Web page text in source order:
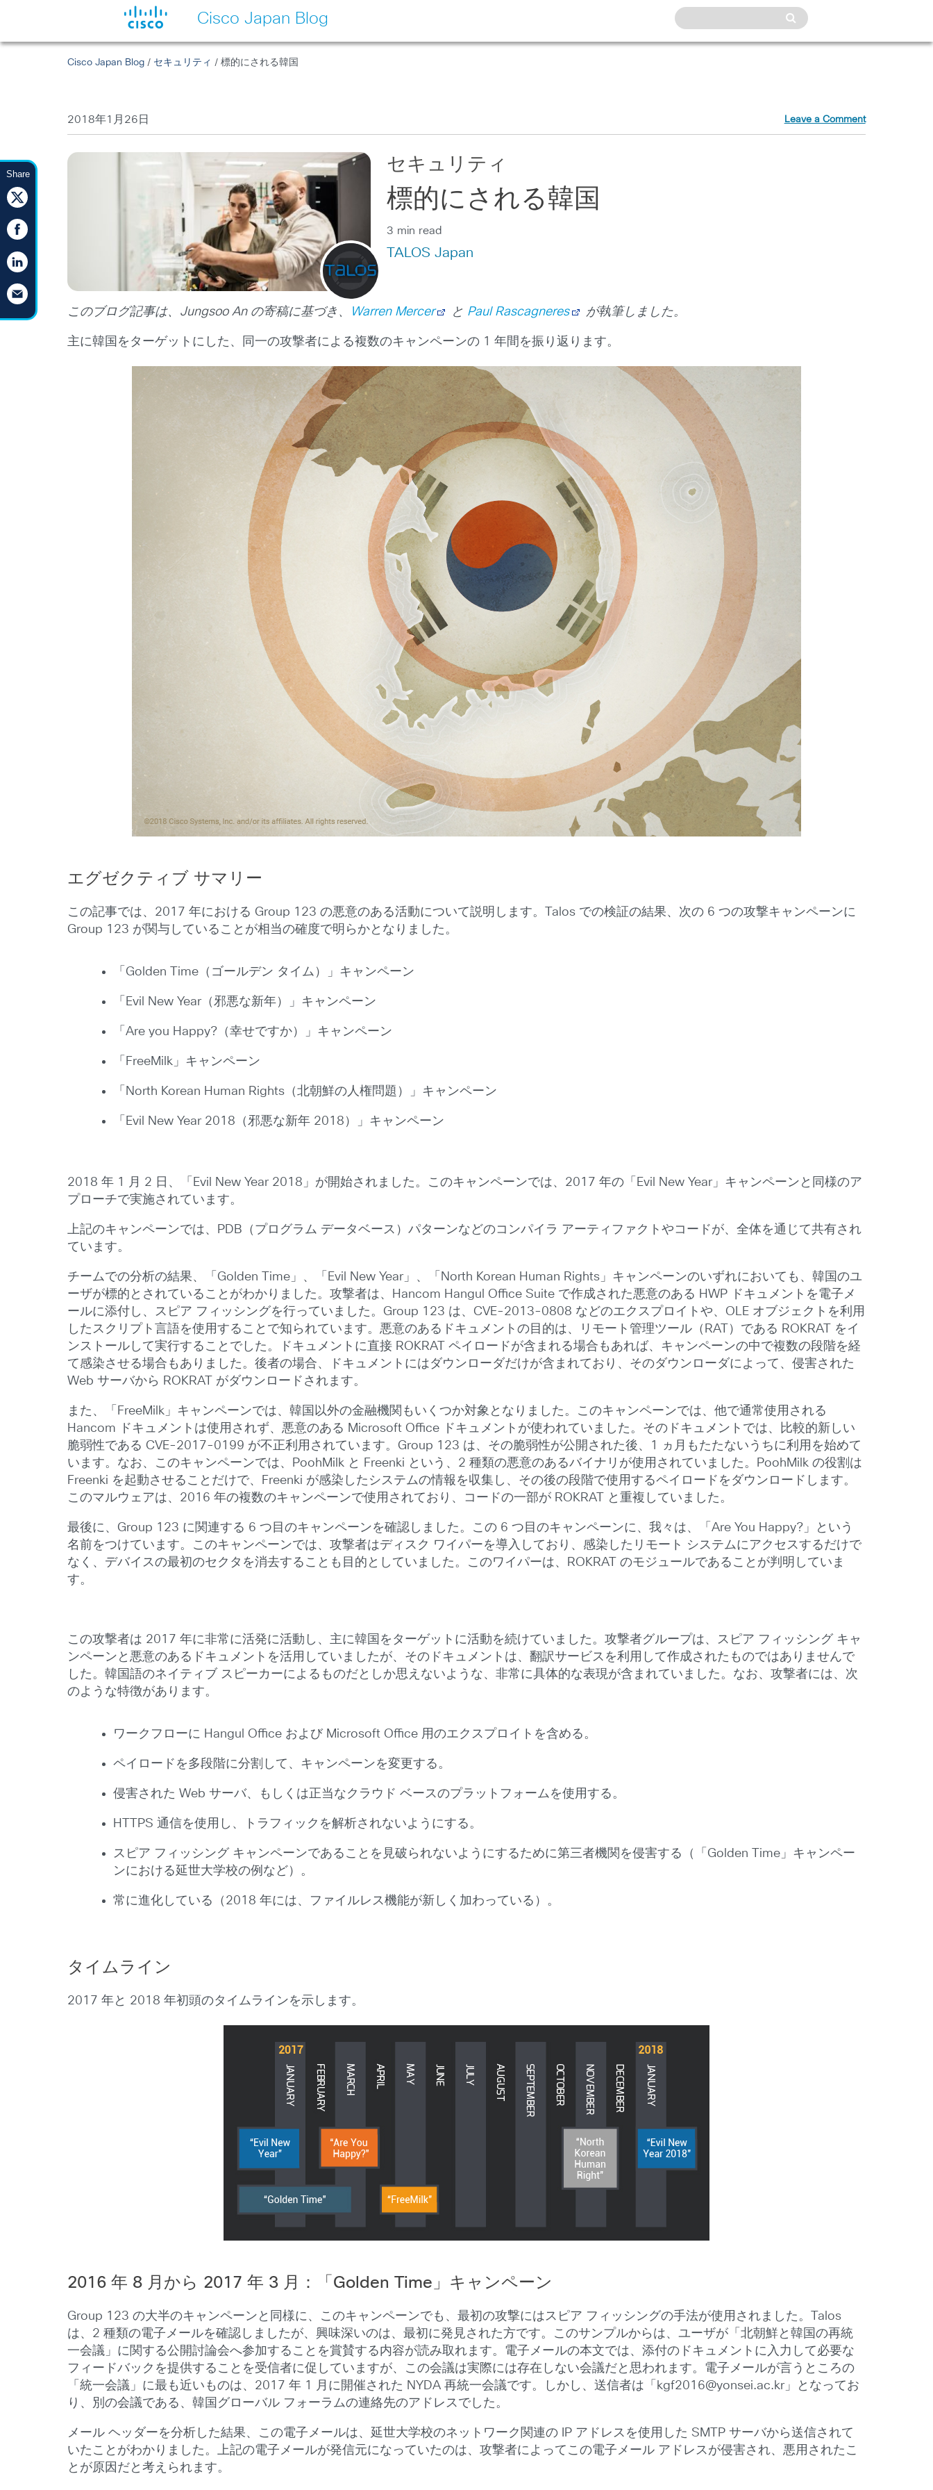
Cisco Japan Blog
Share
Cisco Japan Blog / セキュリティ / 標的にされる韓国
2018年1月26日 Leave a Comment
セキュリティ
標的にされる韓国
3 min read
TALOS Japan
このブログ記事は、 Jungsoo An の寄稿に基づき、 Warren Mercer と Paul Rascagneres が執筆しました。
主に韓国をターゲットにした、同一の攻撃者による複数のキャンペーンの 1 年間を振り返ります。
エグゼクティブ サマリー
この記事では、2017 年における Group 123 の悪意のある活動について説明します。Talos での検証の結果、次の 6 つの攻撃キャンペーンに
Group 123 が関与していることが相当の確度で明らかとなりました。
「Golden Time（ゴールデン タイム）」キャンペーン
「Evil New Year（邪悪な新年）」キャンペーン
「Are you Happy?（幸せですか）」キャンペーン
「FreeMilk」キャンペーン
「North Korean Human Rights（北朝鮮の人権問題）」キャンペーン
「Evil New Year 2018（邪悪な新年 2018）」キャンペーン
2018 年 1 月 2 日、「Evil New Year 2018」が開始されました。このキャンペーンでは、2017 年の「Evil New Year」キャンペーンと同様のア
プローチで実施されています。
上記のキャンペーンでは、PDB（プログラム データベース）パターンなどのコンパイラ アーティファクトやコードが、全体を通じて共有され
ています。
チームでの分析の結果、「Golden Time」、「Evil New Year」、「North Korean Human Rights」キャンペーンのいずれにおいても、韓国のユ
ーザが標的とされていることがわかりました。攻撃者は、Hancom Hangul Office Suite で作成された悪意のある HWP ドキュメントを電子メ
ールに添付し、スピア フィッシングを行っていました。Group 123 は、CVE-2013-0808 などのエクスプロイトや、OLE オブジェクトを利用
したスクリプト言語を使用することで知られています。悪意のあるドキュメントの目的は、リモート管理ツール（RAT）である ROKRAT をイ
ンストールして実行することでした。ドキュメントに直接 ROKRAT ペイロードが含まれる場合もあれば、キャンペーンの中で複数の段階を経
て感染させる場合もありました。後者の場合、ドキュメントにはダウンローダだけが含まれており、そのダウンローダによって、侵害された
Web サーバから ROKRAT がダウンロードされます。
また、「FreeMilk」キャンペーンでは、韓国以外の金融機関もいくつか対象となりました。このキャンペーンでは、他で通常使用される
Hancom ドキュメントは使用されず、悪意のある Microsoft Office ドキュメントが使われていました。そのドキュメントでは、比較的新しい
脆弱性である CVE-2017-0199 が不正利用されています。Group 123 は、その脆弱性が公開された後、1 ヵ月もたたないうちに利用を始めて
います。なお、このキャンペーンでは、PoohMilk と Freenki という、2 種類の悪意のあるバイナリが使用されていました。PoohMilk の役割は
Freenki を起動させることだけで、Freenki が感染したシステムの情報を収集し、その後の段階で使用するペイロードをダウンロードします。
このマルウェアは、2016 年の複数のキャンペーンで使用されており、コードの一部が ROKRAT と重複していました。
最後に、Group 123 に関連する 6 つ目のキャンペーンを確認しました。この 6 つ目のキャンペーンに、我々は、「Are You Happy?」という
名前をつけています。このキャンペーンでは、攻撃者はディスク ワイパーを導入しており、感染したリモート システムにアクセスするだけで
なく、デバイスの最初のセクタを消去することも目的としていました。このワイパーは、ROKRAT のモジュールであることが判明していま
す。
この攻撃者は 2017 年に非常に活発に活動し、主に韓国をターゲットに活動を続けていました。攻撃者グループは、スピア フィッシング キャ
ンペーンと悪意のあるドキュメントを活用していましたが、そのドキュメントは、翻訳サービスを利用して作成されたものではありませんで
した。韓国語のネイティブ スピーカーによるものだとしか思えないような、非常に具体的な表現が含まれていました。なお、攻撃者には、次
のような特徴があります。
ワークフローに Hangul Office および Microsoft Office 用のエクスプロイトを含める。
ペイロードを多段階に分割して、キャンペーンを変更する。
侵害された Web サーバ、もしくは正当なクラウド ベースのプラットフォームを使用する。
HTTPS 通信を使用し、トラフィックを解析されないようにする。
スピア フィッシング キャンペーンであることを見破られないようにするために第三者機関を侵害する（「Golden Time」キャンペー
ンにおける延世大学校の例など）。
常に進化している（2018 年には、ファイルレス機能が新しく加わっている）。
タイムライン
2017 年と 2018 年初頭のタイムラインを示します。
2016 年 8 月から 2017 年 3 月：「Golden Time」キャンペーン
Group 123 の大半のキャンペーンと同様に、このキャンペーンでも、最初の攻撃にはスピア フィッシングの手法が使用されました。Talos
は、2 種類の電子メールを確認しましたが、興味深いのは、最初に発見された方です。このサンプルからは、ユーザが「北朝鮮と韓国の再統
一会議」に関する公開討論会へ参加することを賞賛する内容が読み取れます。電子メールの本文では、添付のドキュメントに入力して必要な
フィードバックを提供することを受信者に促していますが、この会議は実際には存在しない会議だと思われます。電子メールが言うところの
「統一会議」に最も近いものは、2017 年 1 月に開催された NYDA 再統一会議です。しかし、送信者は「kgf2016@yonsei.ac.kr」となってお
り、別の会議である、韓国グローバル フォーラムの連絡先のアドレスでした。
メール ヘッダーを分析した結果、この電子メールは、延世大学校のネットワーク関連の IP アドレスを使用した SMTP サーバから送信されて
いたことがわかりました。上記の電子メールが発信元になっていたのは、攻撃者によってこの電子メール アドレスが侵害され、悪用されたこ
とが原因だと考えられます。